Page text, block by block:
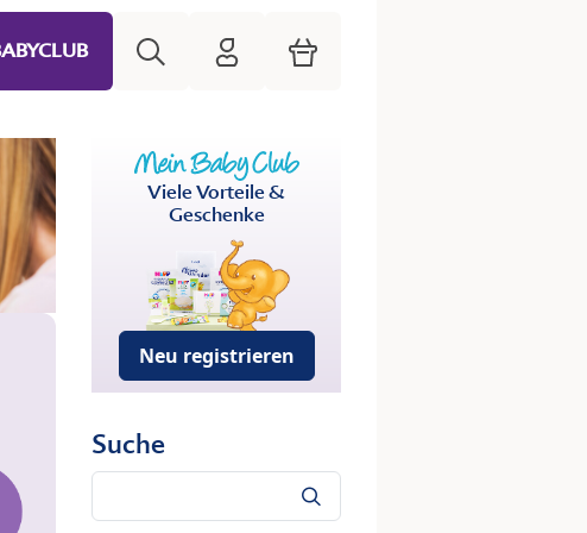
HiPP Mein Babyclub
Warenkorb
Viele Vorteile &
Geschenke
Neu registrieren
Suche